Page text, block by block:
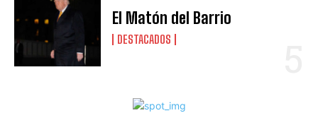
El Matón del Barrio
DESTACADOS